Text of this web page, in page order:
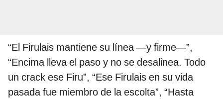
“El Firulais mantiene su línea —y firme—”,
“Encima lleva el paso y no se desalinea. Todo
un crack ese Firu”, “Ese Firulais en su vida
pasada fue miembro de la escolta”, “Hasta